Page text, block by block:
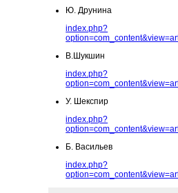
Ю. Друнина
index.php?
В.Шукшин
index.php?
У. Шекспир
index.php?
Б. Васильев
index.php?